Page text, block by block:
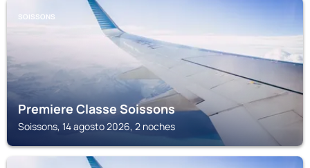
SOISSONS
Premiere Classe Soissons
Soissons, 14 agosto 2026, 2 noches